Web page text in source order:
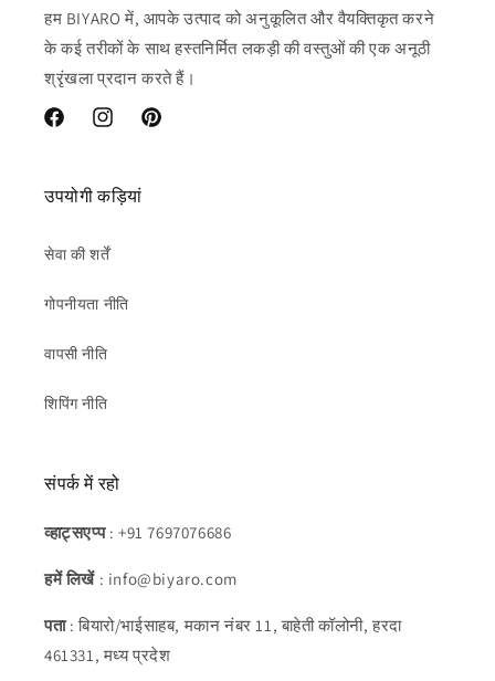
हम BIYARO में, आपके उत्पाद को अनुकूलित और वैयक्तिकृत करने
के कई तरीकों के साथ हस्तनिर्मित लकड़ी की वस्तुओं की एक अनूठी
श्रृंखला प्रदान करते हैं।
फेसबुक InstagramPinterest
उपयोगी कड़ियां
सेवा की शर्तें
गोपनीयता नीति
वापसी नीति
शिपिंग नीति
संपर्क में रहो
व्हाट्सएप्प: +91 7697076686
हमें लिखें : info@biyaro.com
पता: बियारो/भाईसाहब, मकान नंबर 11, बाहेती कॉलोनी, हरदा
461331, मध्य प्रदेश